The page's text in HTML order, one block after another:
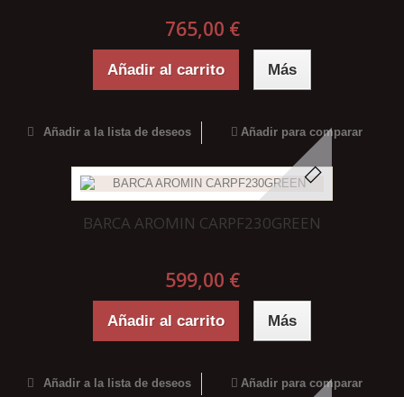
765,00 €
Añadir al carrito Más
Añadir a la lista de deseos Añadir para comparar
BARCA AROMIN CARPF230GREEN
599,00 €
Añadir al carrito Más
Añadir a la lista de deseos Añadir para comparar